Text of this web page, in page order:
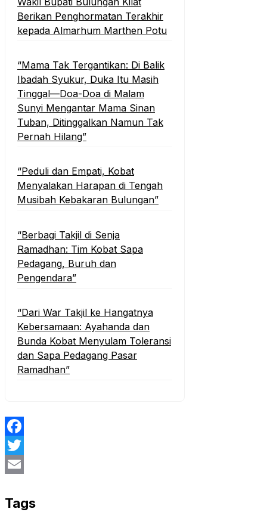
Berikan Penghormatan Terakhir
kepada Almarhum Marthen Potu
“Mama Tak Tergantikan: Di Balik
Ibadah Syukur, Duka Itu Masih
Tinggal—Doa-Doa di Malam
Sunyi Mengantar Mama Sinan
Tuban, Ditinggalkan Namun Tak
Pernah Hilang”
“Peduli dan Empati, Kobat
Menyalakan Harapan di Tengah
Musibah Kebakaran Bulungan”
“Berbagi Takjil di Senja
Ramadhan: Tim Kobat Sapa
Pedagang, Buruh dan
Pengendara”
“Dari War Takjil ke Hangatnya
Kebersamaan: Ayahanda dan
Bunda Kobat Menyulam Toleransi
dan Sapa Pedagang Pasar
Ramadhan”
Facebook
Twitter
Tags